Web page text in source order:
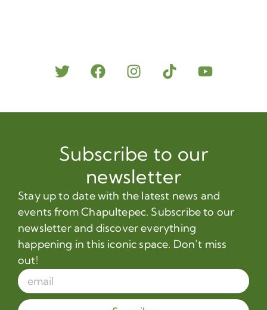
Subscribe to our
newsletter
Stay up to date with the latest news and
events from Chapultepec. Subscribe to our
newsletter and discover everything
happening in this iconic space. Don’t miss
out!